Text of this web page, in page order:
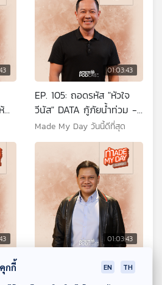
01:03:43
EP. 105: ถอดรหัส "หัวใจ
วีนัส" DATA กู้ภัยน้ำท่วม -
แบงค์ สักกภพ รุจิวณิชย์กุล
Made My Day วันนี้ดีที่สุด
ม่
-
01:03:43
EP. 107: อยู่ให้รอดอย่างไร
ในวันที่ AI เร่งโลก ? -
กกี้ EN TH